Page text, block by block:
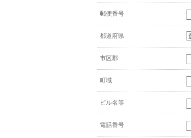
郵便番号
都道府県
市区郡
町域
ビル名等
電話番号